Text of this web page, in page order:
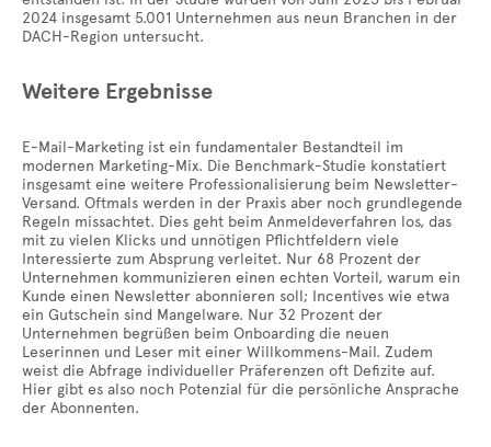
2024 insgesamt 5.001 Unternehmen aus neun Branchen in der
DACH-Region untersucht.
Weitere Ergebnisse
E-Mail-Marketing ist ein fundamentaler Bestandteil im
modernen Marketing-Mix. Die Benchmark-Studie konstatiert
insgesamt eine weitere Professionalisierung beim Newsletter-
Versand. Oftmals werden in der Praxis aber noch grundlegende
Regeln missachtet. Dies geht beim Anmeldeverfahren los, das
mit zu vielen Klicks und unnötigen Pflichtfeldern viele
Interessierte zum Absprung verleitet. Nur 68 Prozent der
Unternehmen kommunizieren einen echten Vorteil, warum ein
Kunde einen Newsletter abonnieren soll; Incentives wie etwa
ein Gutschein sind Mangelware. Nur 32 Prozent der
Unternehmen begrüßen beim Onboarding die neuen
Leserinnen und Leser mit einer Willkommens-Mail. Zudem
weist die Abfrage individueller Präferenzen oft Defizite auf.
Hier gibt es also noch Potenzial für die persönliche Ansprache
der Abonnenten.